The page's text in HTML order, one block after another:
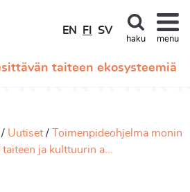
taiteen ekosysteemiä
EN FI SV
haku menu
Uutiset
Toimenpideohjelma monin
ja kulttuurin a...